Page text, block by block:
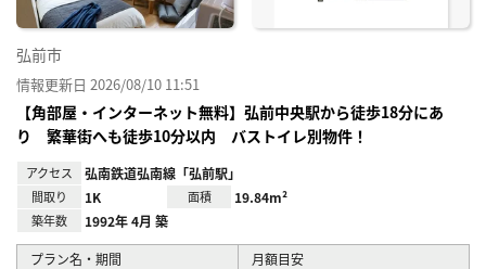
弘前市
情報更新日 2026/08/10 11:51
【角部屋・インターネット無料】弘前中央駅から徒歩18分にあ
り 繁華街へも徒歩10分以内 バストイレ別物件！
アクセス 弘南鉄道弘南線「弘前駅」
間取り 1K 面積 19.84m²
築年数 1992年 4月 築
プラン名・期間
月額目安